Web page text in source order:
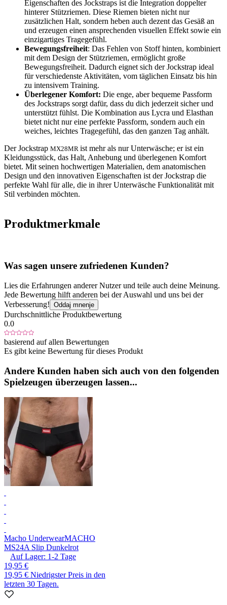
Eigenschaften des Jockstraps ist die Integration doppelter
hinterer Stützriemen. Diese Riemen bieten nicht nur
zusätzlichen Halt, sondern heben auch dezent das Gesäß an
und erzeugen einen ansprechenden visuellen Effekt sowie ein
einzigartiges Tragegefühl.
Bewegungsfreiheit: Das Fehlen von Stoff hinten, kombiniert
mit dem Design der Stützriemen, ermöglicht große
Bewegungsfreiheit. Dadurch eignet sich der Jockstrap ideal
für verschiedenste Aktivitäten, vom täglichen Einsatz bis hin
zu intensivem Training.
Überlegener Komfort: Die enge, aber bequeme Passform
des Jockstraps sorgt dafür, dass du dich jederzeit sicher und
unterstützt fühlst. Die Kombination aus Lycra und Elasthan
bietet nicht nur eine perfekte Passform, sondern auch ein
weiches, leichtes Tragegefühl, das den ganzen Tag anhält.
Der Jockstrap MX28MR ist mehr als nur Unterwäsche; er ist ein
Kleidungsstück, das Halt, Anhebung und überlegenen Komfort
bietet. Mit seinen hochwertigen Materialien, dem anatomischen
Design und den innovativen Eigenschaften ist der Jockstrap die
perfekte Wahl für alle, die in ihrer Unterwäsche Funktionalität mit
Stil verbinden möchten.
Produktmerkmale
Was sagen unsere zufriedenen Kunden?
Lies die Erfahrungen anderer Nutzer und teile auch deine Meinung.
Jede Bewertung hilft anderen bei der Auswahl und uns bei der
Verbesserung! Oddaj mnenje
Durchschnittliche Produktbewertung
0.0
basierend auf allen Bewertungen
Es gibt keine Bewertung für dieses Produkt
Andere Kunden haben sich auch von den folgenden
Spielzeugen überzeugen lassen...
Macho UnderwearMACHO
MS24A Slip Dunkelrot
Auf Lager: 1-2 Tage
19,95 €
19,95 € Niedrigster Preis in den
letzten 30 Tagen.